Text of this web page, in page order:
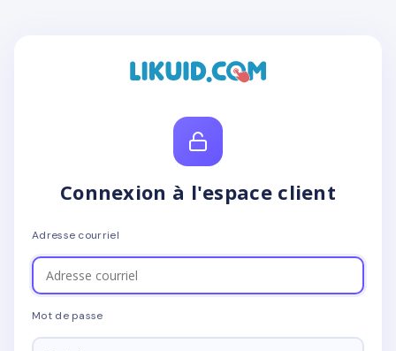
Connexion à l'espace client
Adresse courriel
Mot de passe